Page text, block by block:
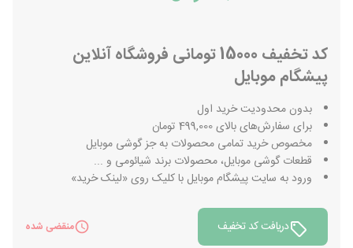
کد تخفیف 15000 تومانی فروشگاه آنلاین
پیشگام موبایل
بدون محدودیت خرید اول
برای سفارش‌های بالای 499,000 تومان
مخصوص خرید تمامی محصولات به جز گوشی موبایل
قطعات گوشی موبایل، محصولات برند شیائومی و ...
ورود به سایت پیشگام موبایل با کلیک روی «لینک خرید»
دریافت کد تخفیف منقضی شده